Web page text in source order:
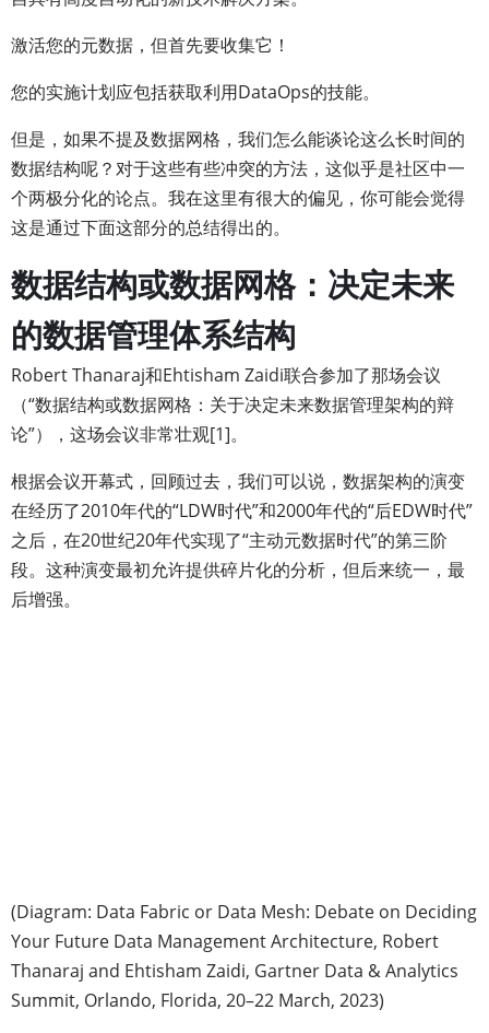
激活您的元数据，但首先要收集它！
您的实施计划应包括获取利用DataOps的技能。
但是，如果不提及数据网格，我们怎么能谈论这么长时间的
数据结构呢？对于这些有些冲突的方法，这似乎是社区中一
个两极分化的论点。我在这里有很大的偏见，你可能会觉得
这是通过下面这部分的总结得出的。
数据结构或数据网格：决定未来
的数据管理体系结构
Robert Thanaraj和Ehtisham Zaidi联合参加了那场会议
（“数据结构或数据网格：关于决定未来数据管理架构的辩
论”），这场会议非常壮观[1]。
根据会议开幕式，回顾过去，我们可以说，数据架构的演变
在经历了2010年代的“LDW时代”和2000年代的“后EDW时代”
之后，在20世纪20年代实现了“主动元数据时代”的第三阶
段。这种演变最初允许提供碎片化的分析，但后来统一，最
后增强。
(Diagram: Data Fabric or Data Mesh: Debate on Deciding
Your Future Data Management Architecture, Robert
Thanaraj and Ehtisham Zaidi, Gartner Data & Analytics
Summit, Orlando, Florida, 20–22 March, 2023)